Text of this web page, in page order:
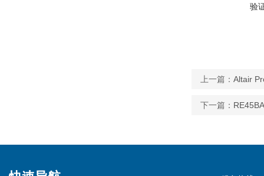
验
上一篇： Altair
下一篇：